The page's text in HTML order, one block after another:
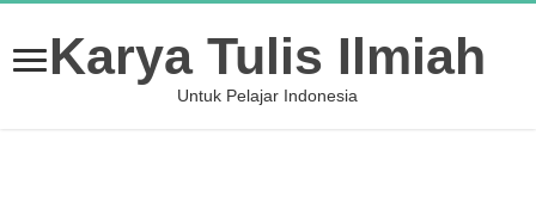
Karya Tulis Ilmiah
Untuk Pelajar Indonesia